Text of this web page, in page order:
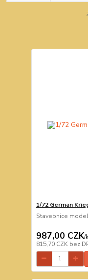
1/72 German
Stavebnice
987,00 CZK/
815,70 CZK bez